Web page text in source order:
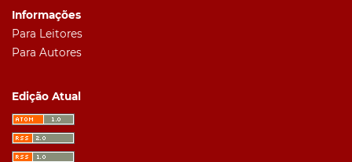
Informações
Para Leitores
Para Autores
Edição Atual